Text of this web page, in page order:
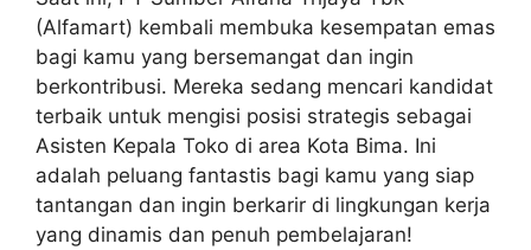
(Alfamart) kembali membuka kesempatan emas
bagi kamu yang bersemangat dan ingin
berkontribusi. Mereka sedang mencari kandidat
terbaik untuk mengisi posisi strategis sebagai
Asisten Kepala Toko di area Kota Bima. Ini
adalah peluang fantastis bagi kamu yang siap
tantangan dan ingin berkarir di lingkungan kerja
yang dinamis dan penuh pembelajaran!